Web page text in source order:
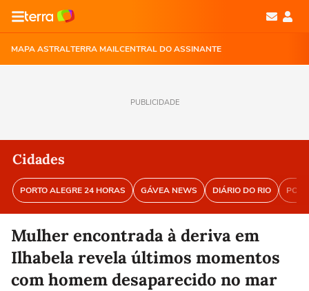
MAPA ASTRALTERRA MAILCENTRAL DO ASSINANTE
PUBLICIDADE
Cidades
PORTO ALEGRE 24 HORAS GÁVEA NEWS DIÁRIO DO RIO
Mulher encontrada à deriva em
Ilhabela revela últimos momentos
com homem desaparecido no mar